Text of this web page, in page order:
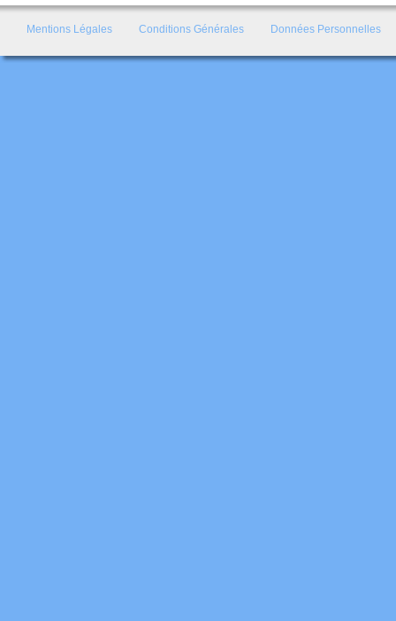
Mentions Légales Conditions Générales Données Personnelles